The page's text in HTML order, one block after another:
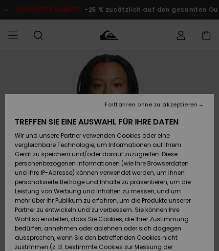
Produktinformation
DOPPELTER RABATT -25 % zusätzlich auf den gesamten
Kleidung
Accessoires
Schuhe&
Flip-Flops
Surf
Snow
Brandneu
JUNGEN
Kleidung
Accessoires
Schuhe&
Flip-Flops
Surf
Snow
Brandneu
FRAUEN
Shop
Brandneu
Highlights
Snow
SURF
Surf Shop
Männer
Kinder
Highlights
Community
SNOW
Snow Shop
Männer
Kinder
Snow Shop
Damen
Highlights
Community
DOPPELTER
RABATT
Outlet
Herren
KINDER
Outlet
Frauen
HILFE & KONTAKT
Auf meine
zugreifen
Versand
Retouren
Bezahlung
Geschenkkarte
Quiksilver
Freedom
Datenschutz
TREFFEN SIE EINE AUSWAHL FÜR IHRE DATEN
Wir und unsere Partner verwenden Cookies oder eine
vergleichbare Technologie, um Informationen auf Ihrem
Gerät zu speichern und/oder darauf zuzugreifen. Diese
personenbezogenen Informationen (wie Ihre Browserdaten
und Ihre IP-Adresse) können verwendet werden, um Ihnen
personalisierte Beiträge und Inhalte zu präsentieren, um die
Leistung von Werbung und Inhalten zu messen, und um
mehr über ihr Publikum zu erfahren, um die Produkte unserer
Partner zu entwickeln und zu verbessern. Sie können Ihre
Wahl so einstellen, dass Sie Cookies, die Ihrer Zustimmung
bedürfen, annehmen oder ablehnen oder sich dagegen
aussprechen, wenn Sie den betreffenden Cookies nicht
zustimmen (z. B. bestimmte Cookies zur Messung der
Fortfahren ohne zu akzeptieren